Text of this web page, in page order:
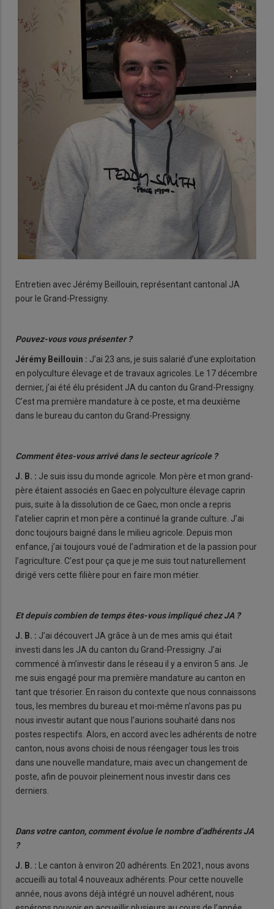
Entretien avec Jérémy Beillouin, représentant cantonal JA
pour le Grand-Pressigny.
Pouvez-vous vous présenter ?
Jérémy Beillouin : J’ai 23 ans, je suis salarié d’une exploitation
en polyculture élevage et de travaux agricoles. Le 17 décembre
dernier, j’ai été élu président JA du canton du Grand-Pressigny.
C’est ma première mandature à ce poste, et ma deuxième
dans le bureau du canton du Grand-Pressigny.
Comment êtes-vous arrivé dans le secteur agricole ?
J. B. : Je suis issu du monde agricole. Mon père et mon grand-
père étaient associés en Gaec en polyculture élevage caprin
puis, suite à la dissolution de ce Gaec, mon oncle a repris
l’atelier caprin et mon père a continué la grande culture. J’ai
donc toujours baigné dans le milieu agricole. Depuis mon
enfance, j’ai toujours voué de l’admiration et de la passion pour
l’agriculture. C’est pour ça que je me suis tout naturellement
dirigé vers cette filière pour en faire mon métier.
Et depuis combien de temps êtes-vous impliqué chez JA ?
J. B. : J’ai découvert JA grâce à un de mes amis qui était
investi dans les JA du canton du Grand-Pressigny. J’ai
commencé à m’investir dans le réseau il y a environ 5 ans. Je
me suis engagé pour ma première mandature au canton en
tant que trésorier. En raison du contexte que nous connaissons
tous, les membres du bureau et moi-même n’avons pas pu
nous investir autant que nous l’aurions souhaité dans nos
postes respectifs. Alors, en accord avec les adhérents de notre
canton, nous avons choisi de nous réengager tous les trois
dans une nouvelle mandature, mais avec un changement de
poste, afin de pouvoir pleinement nous investir dans ces
derniers.
Dans votre canton, comment évolue le nombre d’adhérents JA
?
J. B. :
Le canton à environ 20 adhérents. En 2021, nous avons
accueilli au total 4 nouveaux adhérents. Pour cette nouvelle
année, nous avons déjà intégré un nouvel adhérent, nous